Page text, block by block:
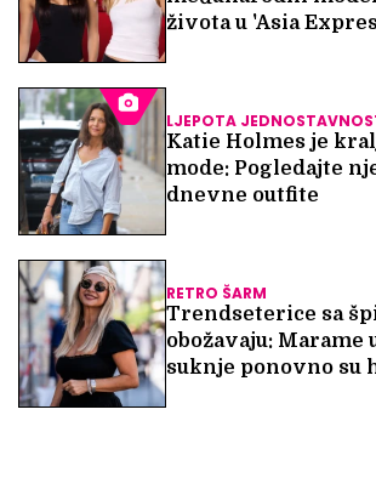
života u 'Asia
LJEPOTA
Katie Holmes je
mode: Pogledajte
dnevne outfite
RETRO ŠARM
Trendseterice sa
obožavaju: Marame
suknje ponovno su